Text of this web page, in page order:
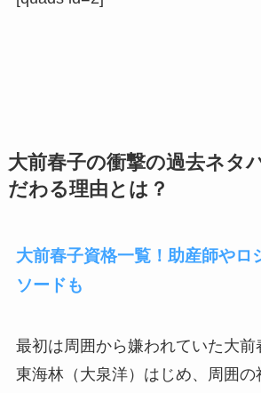
大前春子の衝撃の過去ネタ
だわる理由とは？
大前春子資格一覧！助産師やロ
ソードも
最初は周囲から嫌われていた大前
東海林（大泉洋）はじめ、周囲の